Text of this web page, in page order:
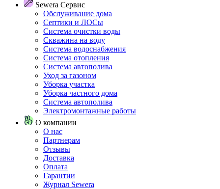
Sewera Сервис
Обслуживание дома
Септики и ЛОСы
Система очистки воды
Скважина на воду
Система водоснабжения
Система отопления
Система автополива
Уход за газоном
Уборка участка
Уборка частного дома
Система автополива
Электромонтажные работы
О компании
О нас
Партнерам
Отзывы
Доставка
Оплата
Гарантии
Журнал Sewera